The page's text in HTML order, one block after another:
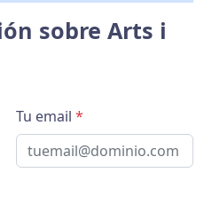
sobre Arts i
Tu email *